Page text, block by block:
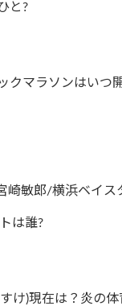
と?
クマラソンはいつ
崎敏郎/横浜ベイス
は誰?
け)現在は？炎の